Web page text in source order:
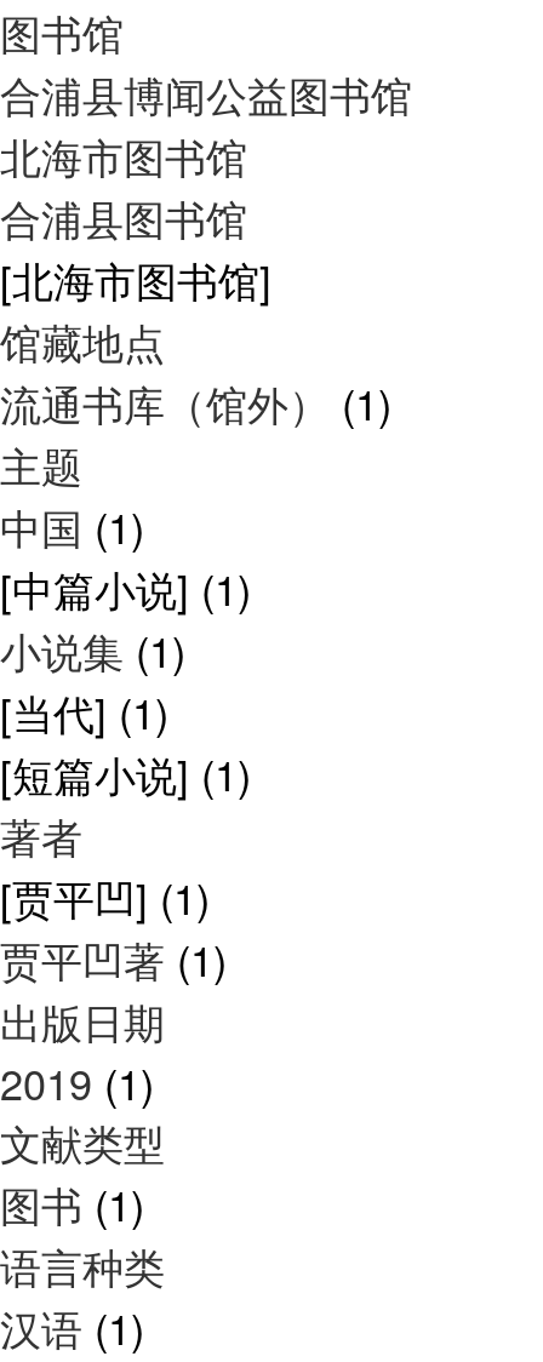
图书馆
合浦县博闻公益图书馆
北海市图书馆
合浦县图书馆
[北海市图书馆]
馆藏地点
流通书库（馆外） (1)
主题
中国 (1)
[中篇小说] (1)
小说集 (1)
[当代] (1)
[短篇小说] (1)
著者
[贾平凹] (1)
贾平凹著 (1)
出版日期
2019 (1)
文献类型
图书 (1)
语言种类
汉语 (1)